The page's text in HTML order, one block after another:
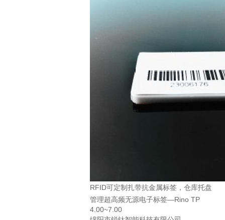
RFID可定制扎带抗金属标签，仓库托盘
管理超高频无源电子标签—Rino TP
4.00~7.00